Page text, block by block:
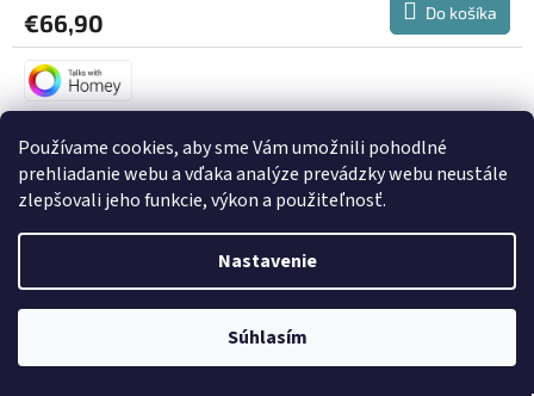
Používame cookies, aby sme Vám umožnili pohodlné
prehliadanie webu a vďaka analýze prevádzky webu neustále
zlepšovali jeho funkcie, výkon a použiteľnosť.
Nastavenie
Súhlasím
€66,90 Do košíka